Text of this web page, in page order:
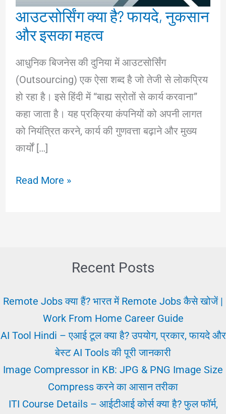
आउटसोर्सिंग क्या है? फायदे, नुकसान
और इसका महत्व
आधुनिक बिजनेस की दुनिया में आउटसोर्सिंग
(Outsourcing) एक ऐसा शब्द है जो तेजी से लोकप्रिय
हो रहा है। इसे हिंदी में “बाह्य स्रोतों से कार्य करवाना”
कहा जाता है। यह प्रक्रिया कंपनियों को अपनी लागत
को नियंत्रित करने, कार्य की गुणवत्ता बढ़ाने और मुख्य
कार्यों […]
आउटसोर्सिंग
महत्व
Read More »
Recent Posts
Remote Jobs क्या हैं? भारत में Remote Jobs कैसे खोजें |
Work From Home Career Guide
AI Tool Hindi – एआई टूल क्या है? उपयोग, प्रकार, फायदे और
बेस्ट AI Tools की पूरी जानकारी
Image Compressor in KB: JPG & PNG Image Size
Compress करने का आसान तरीका
ITI Course Details – आईटीआई कोर्स क्या है? फुल फॉर्म,